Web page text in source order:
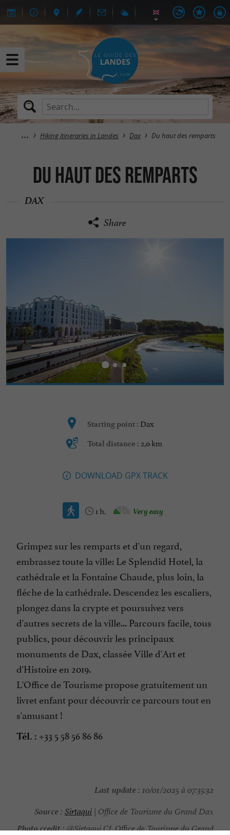
Hiking itineraries in Landes Dax Du haut des remparts
Du haut des remparts
DAX
Share
Starting point : Dax
Total distance : 2,0 km
DOWNLOAD GPX TRACK
1 h. Very easy
Grimpez sur les remparts et d'un regard,
embrassez toute la ville: Le Splendid Hotel, la
cathédrale et la Fontaine Chaude, plus loin, la
fléche de la cathédrale. Descendez les escaliers,
plongez dans la crypte et poursuivez vers
d'autres secrets de la ville... Parcours facile, tous
publics, pour découvrir les principaux
monuments de Dax, classée Ville d'Art et
d'Histoire en 2019.
L'Office de Tourisme propose gratuitement un
livret enfant pour découvrir ce parcours tout en
s'amusant !
Tél. : +33 5 58 56 86 86
Last update : 10/01/2025 à 07:35:32
Source : Sirtaqui | Office de Tourisme du Grand Dax
Photo credit :@Sirtaqui Cf. Office de Tourisme du Grand